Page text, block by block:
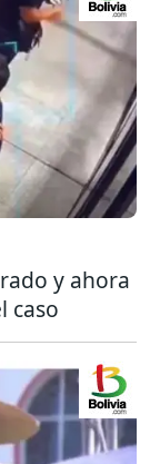
y ahora
caso